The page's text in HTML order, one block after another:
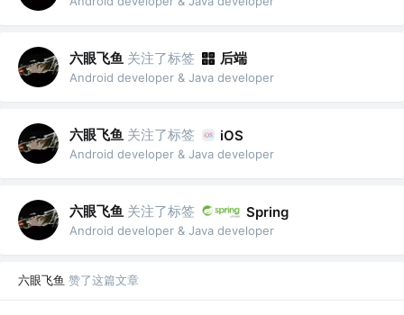
六眼飞鱼 关注了标签 后端
Android developer & Java developer
六眼飞鱼 关注了标签 iOS
Android developer & Java developer
六眼飞鱼 关注了标签 Spring
Android developer & Java developer
六眼飞鱼 赞了这篇文章